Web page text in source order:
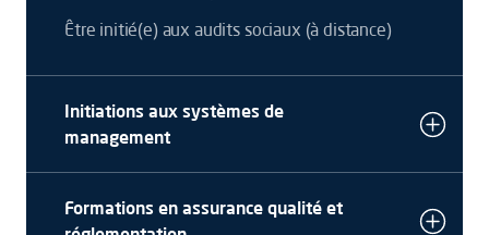
Être initié(e) aux audits sociaux (à distance)
Initiations aux systèmes de
management
Formations en assurance qualité et